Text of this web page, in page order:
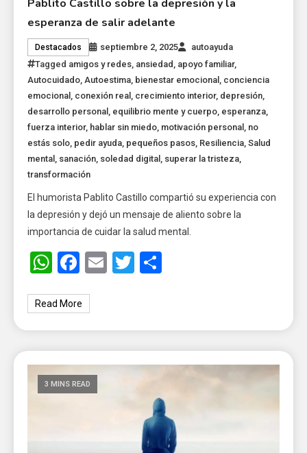
Pablito Castillo sobre la depresión y la
esperanza de salir adelante
Destacados septiembre 2, 2025
autoayuda
Tagged amigos y redes ansiedad apoyo familiar,
Autocuidado Autoestima bienestar emocional conciencia
emocional conexión real crecimiento interior, depresión
desarrollo personal equilibrio mente y cuerpo esperanza
fuerza interior, hablar sin miedo motivación personal no
estás solo pedir ayuda pequeños pasos Resiliencia ,Salud
mental sanación soledad digital superar la tristeza
transformación
El humorista Pablito Castillo compartió su experiencia con
la depresión y dejó un mensaje de aliento sobre la
importancia de cuidar la salud mental.
WhatsApp
Facebook
EmailTwitter
Read More
3 MINS READ